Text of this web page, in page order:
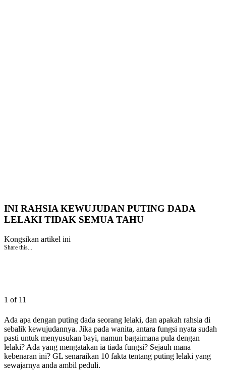
INI RAHSIA KEWUJUDAN PUTING DADA
LELAKI TIDAK SEMUA TAHU
Kongsikan artikel ini
Share this...
1 of 11
Ada apa dengan puting dada seorang lelaki, dan apakah rahsia di
sebalik kewujudannya. Jika pada wanita, antara fungsi nyata sudah
pasti untuk menyusukan bayi, namun bagaimana pula dengan
lelaki? Ada yang mengatakan ia tiada fungsi? Sejauh mana
kebenaran ini? GL senaraikan 10 fakta tentang puting lelaki yang
sewajarnya anda ambil peduli.